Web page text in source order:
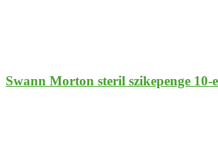
Swann Morton steril szikepenge 10-